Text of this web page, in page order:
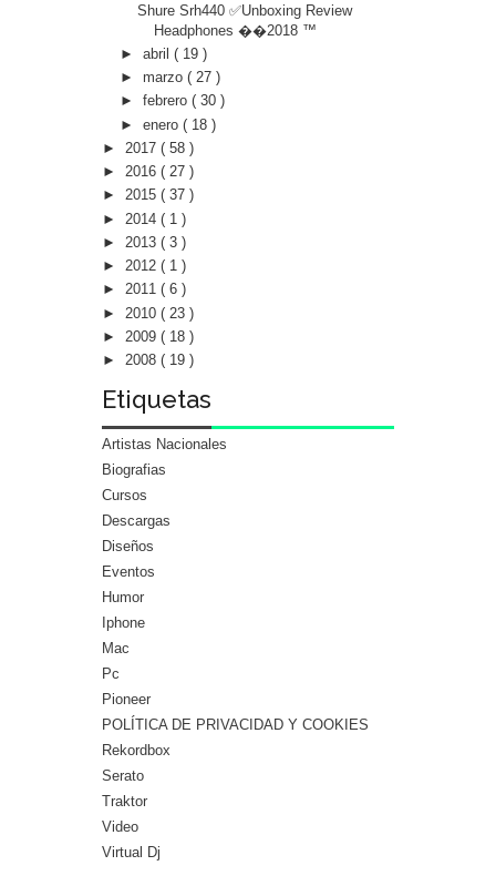
Shure Srh440 ✅Unboxing Review
Headphones ��2018 ™️
► abril ( 19 )
► marzo ( 27 )
► febrero ( 30 )
► enero ( 18 )
► 2017 ( 58 )
► 2016 ( 27 )
► 2015 ( 37 )
► 2014 ( 1 )
► 2013 ( 3 )
► 2012 ( 1 )
► 2011 ( 6 )
► 2010 ( 23 )
► 2009 ( 18 )
► 2008 ( 19 )
Etiquetas
Artistas Nacionales
Biografias
Cursos
Descargas
Diseños
Eventos
Humor
Iphone
Mac
Pc
Pioneer
POLÍTICA DE PRIVACIDAD Y COOKIES
Rekordbox
Serato
Traktor
Video
Virtual Dj